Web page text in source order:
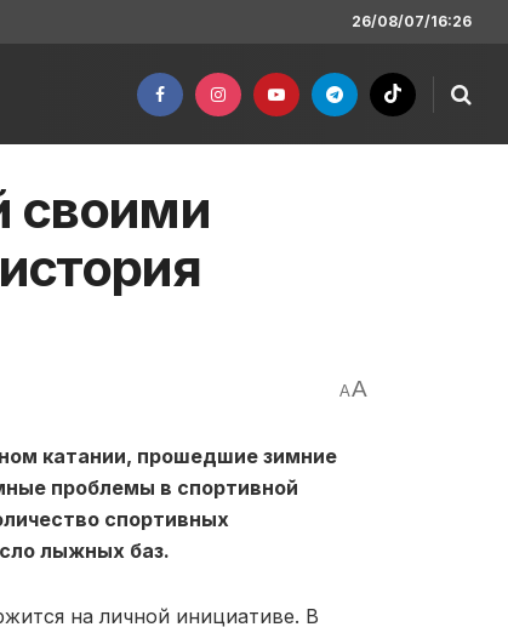
26/08/07/16:26
своими
AA
катании, прошедшие зимние
проблемы в спортивной
спортивных
лыжных баз.
на личной инициативе. В